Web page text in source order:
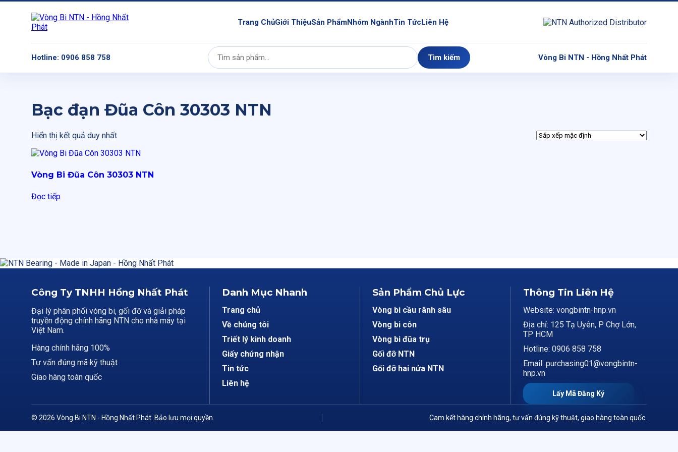
Trang ChủGiới ThiệuSản PhẩmNhóm NgànhTin TứcLiên Hệ
Hotline: 0906 858 758
Tìm
kiếm:
Tìm kiếm Vòng Bi NTN - Hồng Nhất Phát
Bạc đạn Đũa Côn 30303 NTN
Hiển thị kết quả duy nhất
Vòng Bi Đũa Côn 30303 NTN
Đọc tiếp
Công Ty TNHH Hồng Nhất Phát
Đại lý phân phối vòng bi, gối đỡ và giải pháp
truyền động chính hãng NTN cho nhà máy tại
Việt Nam.
Hàng chính hãng 100%
Tư vấn đúng mã kỹ thuật
Giao hàng toàn quốc
Danh Mục Nhanh
Trang chủ
Về chúng tôi
Triết lý kinh doanh
Giấy chứng nhận
Tin tức
Liên hệ
Sản Phẩm Chủ Lực
Vòng bi cầu rãnh sâu
Vòng bi côn
Vòng bi đũa trụ
Gối đỡ NTN
Gối đỡ hai nửa NTN
Thông Tin Liên Hệ
Website: vongbintn-hnp.vn
Địa chỉ: 125 Tạ Uyên, P Chợ Lớn,
TP HCM
Hotline: 0906 858 758
Email: purchasing01@vongbintn-
hnp.vn
Lấy Mã Đăng Ký
© 2026 Vòng Bi NTN - Hồng Nhất Phát. Bảo lưu mọi quyền. Cam kết hàng chính hãng, tư vấn đúng kỹ thuật, giao hàng toàn quốc.